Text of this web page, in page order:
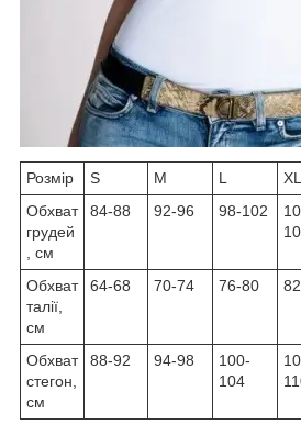
Розмір S M L XL
Обхват
грудей
, см
84-88 92-96 98-102
Обхват
талії,
см
64-68 70-74 76-80
Обхват
стегон,
см
88-92 94-98
100-
104